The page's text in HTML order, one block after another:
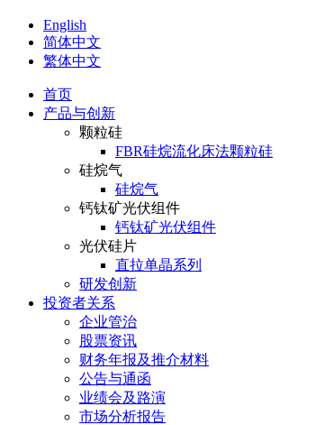
English
简体中文
繁体中文
首页
产品与创新
颗粒硅
FBR硅烷流化床法颗粒硅
硅烷气
硅烷气
钙钛矿光伏组件
钙钛矿光伏组件
光伏硅片
直拉单晶系列
研发创新
投资者关系
企业管治
股票资讯
财务年报及推介材料
公告与通函
业绩会及路演
市场分析报告